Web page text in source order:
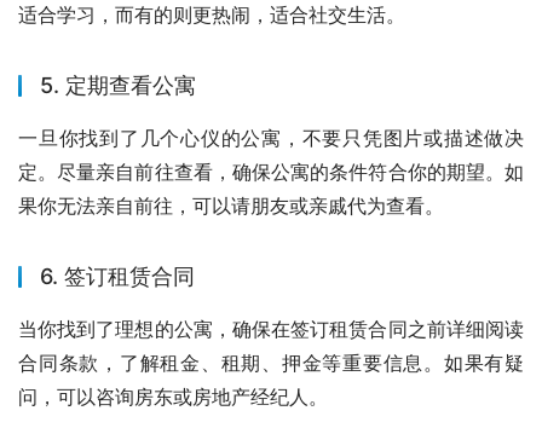
适合学习，而有的则更热闹，适合社交生活。
5. 定期查看公寓
一旦你找到了几个心仪的公寓，不要只凭图片或描述做决
定。尽量亲自前往查看，确保公寓的条件符合你的期望。如
果你无法亲自前往，可以请朋友或亲戚代为查看。
6. 签订租赁合同
当你找到了理想的公寓，确保在签订租赁合同之前详细阅读
合同条款，了解租金、租期、押金等重要信息。如果有疑
问，可以咨询房东或房地产经纪人。